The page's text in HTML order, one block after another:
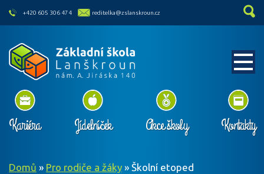
skip to main content
+420 605 306 474 reditelka@zslanskroun.cz
Kariéra Jídelníček Akce školy Kontakty
Domů » Pro rodiče a žáky » Školní etoped